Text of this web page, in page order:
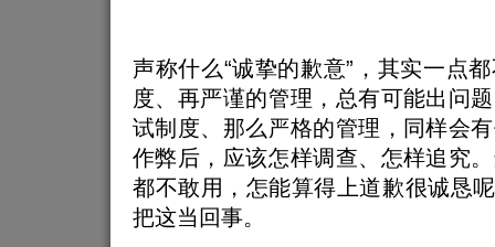
声称什么“诚挚的歉意”，其实一点
度、再严谨的管理，总有可能出问
试制度、那么严格的管理，同样会
作弊后，应该怎样调查、怎样追究
都不敢用，怎能算得上道歉很诚恳
把这当回事。